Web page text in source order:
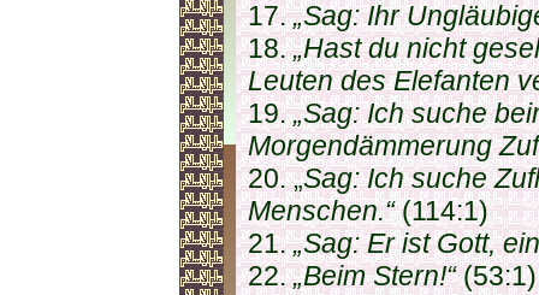
17.„Sag: Ihr
18.„Hast du nicht
Leuten des Elefanten
19.„Sag: Ich suche
Morgendämmerung
20. „Sag: Ich suche
Menschen.“(114:1)
21.„Sag: Er ist Gott,
22.„Beim Stern!“(53:1)